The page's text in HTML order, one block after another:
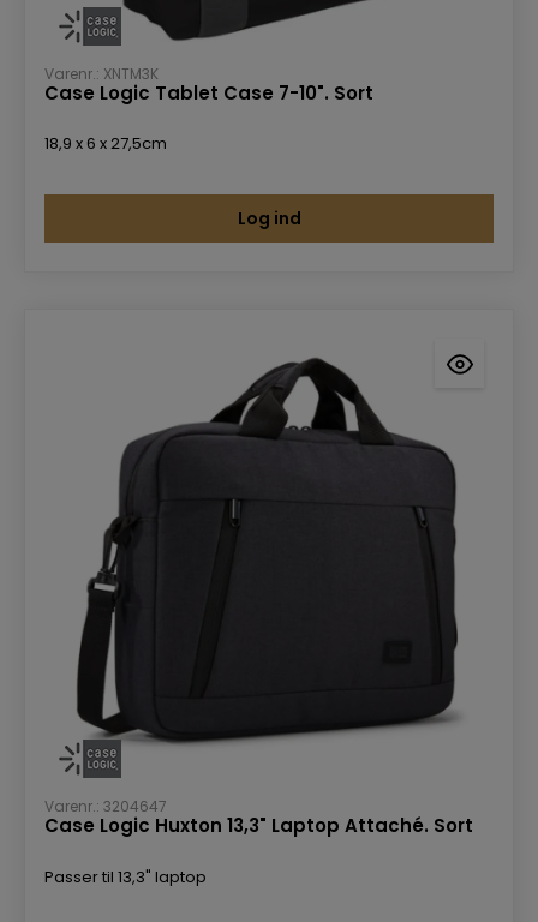
Varenr.: XNTM3K
Case Logic Tablet Case 7-10". Sort
18,9 x 6 x 27,5cm
Log ind
Varenr.: 3204647
Case Logic Huxton 13,3" Laptop Attaché. Sort
Passer til 13,3" laptop